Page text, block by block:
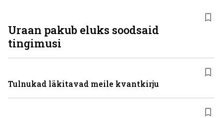
Uraan pakub eluks soodsaid
tingimusi
Tulnukad läkitavad meile kvantkirju